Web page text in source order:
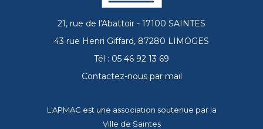
21, rue de l'Abattoir - 17100 SAINTES
43 rue Henri Giffard, 87280 LIMOGES
Tél : 05 46 92 13 69
Contactez-nous par mail
L'APMAC est une association soutenue par la
Ville de Saintes